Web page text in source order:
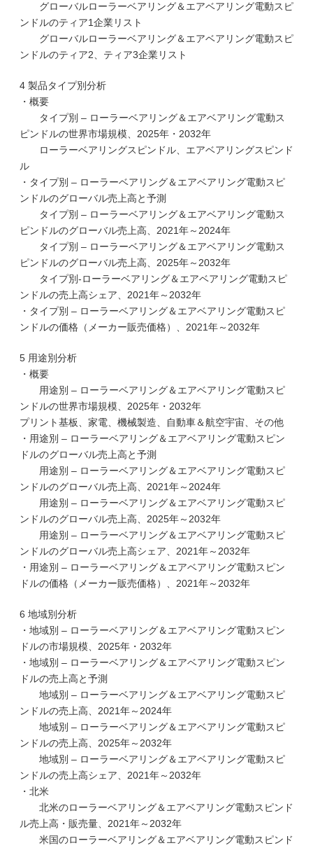
グローバルローラーベアリング＆エアベアリング電動スピ
ンドルのティア1企業リスト
グローバルローラーベアリング＆エアベアリング電動スピ
ンドルのティア2、ティア3企業リスト
4 製品タイプ別分析
・概要
タイプ別 – ローラーベアリング＆エアベアリング電動ス
ピンドルの世界市場規模、2025年・2032年
ローラーベアリングスピンドル、エアベアリングスピンド
ル
・タイプ別 – ローラーベアリング＆エアベアリング電動スピ
ンドルのグローバル売上高と予測
タイプ別 – ローラーベアリング＆エアベアリング電動ス
ピンドルのグローバル売上高、2021年～2024年
タイプ別 – ローラーベアリング＆エアベアリング電動ス
ピンドルのグローバル売上高、2025年～2032年
タイプ別-ローラーベアリング＆エアベアリング電動スピ
ンドルの売上高シェア、2021年～2032年
・タイプ別 – ローラーベアリング＆エアベアリング電動スピ
ンドルの価格（メーカー販売価格）、2021年～2032年
5 用途別分析
・概要
用途別 – ローラーベアリング＆エアベアリング電動スピ
ンドルの世界市場規模、2025年・2032年
プリント基板、家電、機械製造、自動車＆航空宇宙、その他
・用途別 – ローラーベアリング＆エアベアリング電動スピン
ドルのグローバル売上高と予測
用途別 – ローラーベアリング＆エアベアリング電動スピ
ンドルのグローバル売上高、2021年～2024年
用途別 – ローラーベアリング＆エアベアリング電動スピ
ンドルのグローバル売上高、2025年～2032年
用途別 – ローラーベアリング＆エアベアリング電動スピ
ンドルのグローバル売上高シェア、2021年～2032年
・用途別 – ローラーベアリング＆エアベアリング電動スピン
ドルの価格（メーカー販売価格）、2021年～2032年
6 地域別分析
・地域別 – ローラーベアリング＆エアベアリング電動スピン
ドルの市場規模、2025年・2032年
・地域別 – ローラーベアリング＆エアベアリング電動スピン
ドルの売上高と予測
地域別 – ローラーベアリング＆エアベアリング電動スピ
ンドルの売上高、2021年～2024年
地域別 – ローラーベアリング＆エアベアリング電動スピ
ンドルの売上高、2025年～2032年
地域別 – ローラーベアリング＆エアベアリング電動スピ
ンドルの売上高シェア、2021年～2032年
・北米
北米のローラーベアリング＆エアベアリング電動スピンド
ル売上高・販売量、2021年～2032年
米国のローラーベアリング＆エアベアリング電動スピンド